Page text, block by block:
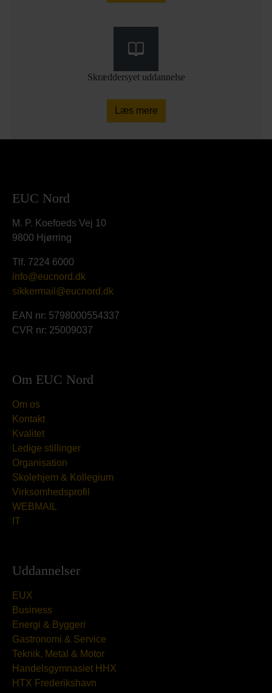
Skræddersyet uddannelse
Læs mere
EUC Nord
M. P. Koefoeds Vej 10
9800 Hjørring
Tlf. 7224 6000
info@eucnord.dk
sikkermail@eucnord.dk
EAN nr: 5798000554337
CVR nr: 25009037
Om EUC Nord
Om os
Kontakt
Kvalitet
Ledige stillinger
Organisation
Skolehjem & Kollegium
Virksomhedsprofil
WEBMAIL
IT
Uddannelser
EUX
Business
Energi & Byggeri
Gastronomi & Service
Teknik, Metal & Motor
Handelsgymnasiet HHX
HTX Frederikshavn